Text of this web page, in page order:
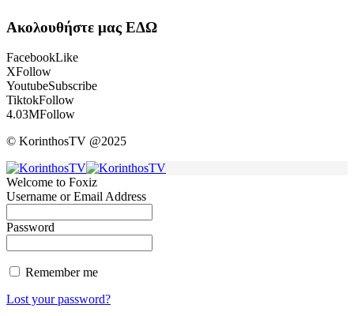
Ακολουθήστε μας ΕΔΩ
FacebookLike
XFollow
YoutubeSubscribe
TiktokFollow
4.03MFollow
© KorinthosTV @2025
Welcome to Foxiz
Username or Email Address
Password
Remember me
Lost your password?